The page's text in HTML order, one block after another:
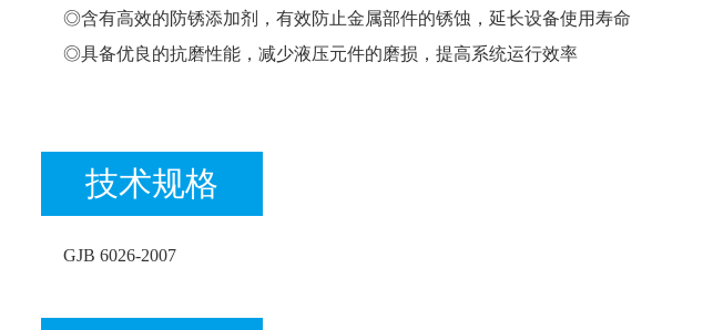
◎含有高效的防锈添加剂，有效防止金属部件的锈蚀，延长设备使用寿命
◎具备优良的抗磨性能，减少液压元件的磨损，提高系统运行效率
技术规格
GJB 6026-2007